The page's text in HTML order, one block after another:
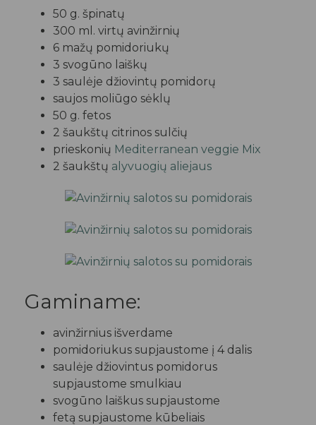
50 g. špinatų
300 ml. virtų avinžirnių
6 mažų pomidoriukų
3 svogūno laiškų
3 saulėje džiovintų pomidorų
saujos moliūgo sėklų
50 g. fetos
2 šaukštų citrinos sulčių
prieskonių Mediterranean veggie Mix
2 šaukštų alyvuogių aliejaus
Gaminame:
avinžirnius išverdame
pomidoriukus supjaustome į 4 dalis
saulėje džiovintus pomidorus
supjaustome smulkiau
svogūno laiškus supjaustome
fetą supjaustome kūbeliais